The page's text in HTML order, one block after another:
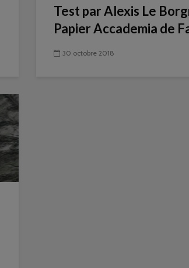
Test par Alexis Le
Papier Accademia de
30 octobre 2018